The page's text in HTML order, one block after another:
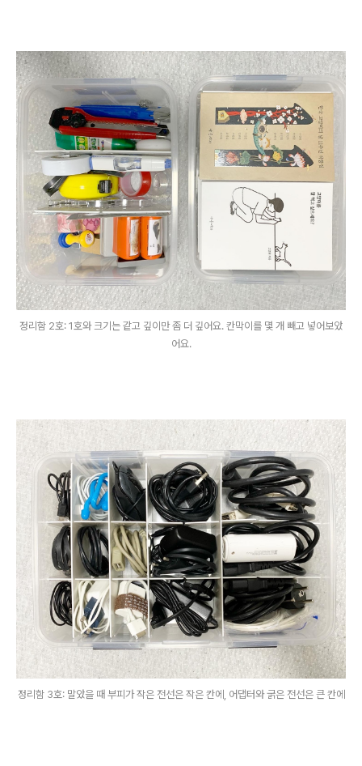
정리함 2호: 1호와 크기는 같고 깊이만 좀 더 깊어요. 칸막이를 몇 개 빼고 넣어보았
어요.
정리함 3호: 말았을 때 부피가 작은 전선은 작은 칸에, 어댑터와 굵은 전선은 큰 칸에